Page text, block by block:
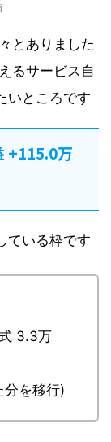
とありました
るサービス自
いところです
+115.0万
ている枠です
3.3万
分を移行)